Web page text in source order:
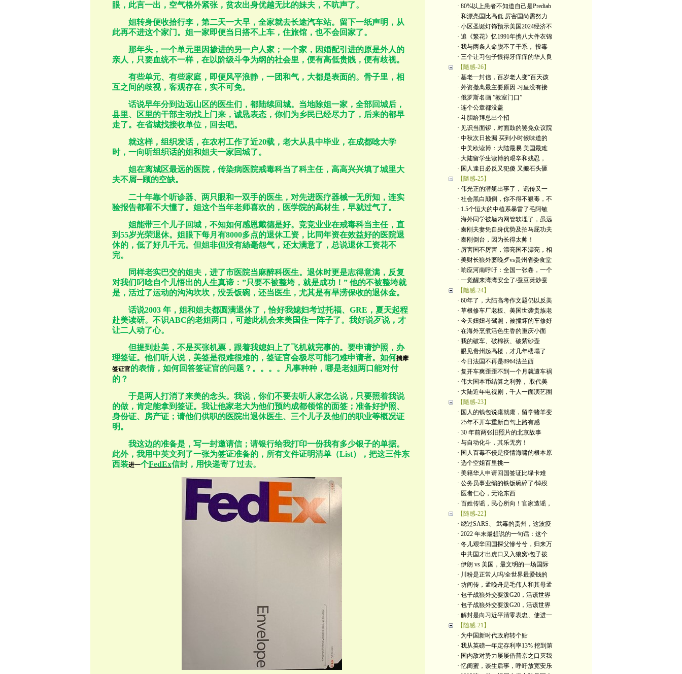
眼，此言一出，空气格外紧张，贫农出身优越无比的妹夫，不吭声了。
姐转身便收拾行李，第二天一大早，全家就去长途汽车站。留下一纸声明，从
此再不进这个家门。姐一家即便当日搭不上车，住旅馆，也不会回家了。
那年头，一个单元里因掺进的另一户人家；一个家，因婚配引进的原是外人的
亲人，只要血统不一样，在以阶级斗争为纲的社会里，便有高低贵賎，便有歧视。
有些单元、有些家庭，即便风平浪静，一团和气，大都是表面的。骨子里，相
互之间的歧视，客观存在，实不可免。
话说早年分到边远山区的医生们，都陆续回城。当地除姐一家，全部回城后，
县里、区里的干部主动找上门来，诚恳表态，你们为乡民已经尽力了，后来的都早
走了。在省城找接收单位，回去吧。
就这样，组织发话，在农村工作了近20载，老大从县中毕业，在成都唸大学
时，一向听组织话的姐和姐夫一家回城了。
姐在离城区最远的医院，传染病医院戒毒科当了科主任，高高兴兴填了城里大
夫不屑一顾的空缺。
二十年靠个听诊器、两只眼和一双手的医生，对先进医疗器械一无所知，连实
验报告都看不大懂了。姐这个当年老师喜欢的，医学院的高材生，早就过气了。
姐能带三个儿子回城，不知如何感恩戴德是好。竞竞业业在戒毒科当主任，直
到55岁光荣退休。姐眼下每月有8000多点的退休工资，比同年资在效益好的医院退
休的，低了好几千元。但姐非但没有絲毫怨气，还太满意了，总说退休工资花不
完。
同样老实巴交的姐夫，进了市医院当麻醉科医生。退休时更是志得意满，反复
对我们叼唸自个儿悟出的人生真谛： ”只要不被整垮，就是成功！ ” 他的不被整垮就
是，活过了运动的沟沟坎坎，没丢饭碗，还当医生，尤其是有旱涝保收的退休金。
话说2003 年，姐和姐夫都圆满退休了，恰好我媳妇考过托福、 GRE ，夏天起程
赴美读研。不识ABC的老姐两口，可趁此机会来美国住一阵子了。我好说歹说，才
让二人动了心。
但提到赴美，不是买张机票，跟着我媳妇上了飞机就完事的。要申请护照，办
理签证。他们听人说，美签是很难很难的，签证官会极尽可能刁难申请者。如何揣摩
签证官的表情，如何回答签证官的问题？。。。。凡事种种，哪是老姐两口能对付
的？
于是两人打消了来美的念头。我说，你们不要去听人家怎么说，只要照着我说
的做，肯定能拿到签证。我让他家老大为他们预约成都领馆的面签；准备好护照、
身份证、房产证；请他们供职的医院出退休医生、三个儿子及他们的职业等概况证
明。
我这边的准备是，写一封邀请信；请银行给我打印一份我有多少银子的单据。
此外，我用中英文列了一张为签证准备的，所有文件证明清单（List），把这三件东
西装进一个FedEx信封，用快递寄了过去。
· 80%以上患者不知道自己是Prediab
· 和漂亮国比高低 厉害国尚需努力
· 小区圣诞灯饰预示美国2024经济不
· 追《繁花》忆1991年携八大件衣锦
· 我与两条人命脱不了干系， 投毒
· 三个让习包子恨得牙痒痒的华人良
【隨感-26】
· 基老一封信，百岁老人变“百天孩
· 外资撤离最主要原因 习皇没有接
· 俄罗斯名画 ”教室门口”
· 连个公章都没盖
· 斗胆给拜总出个招
· 见识当面锣，对面鼓的罢免众议院
· 中秋次日捡漏 买到小时候味道的
· 中美欧读博：大陆最易 美国最难
· 大陆留学生读博的艰辛和残忍，
· 国人逢日必反又犯傻 又搬石头砸
【隨感-25】
· 伟光正的潜艇出事了， 谣传又一
· 社会黑白颠倒，你不得不狠毒，不
· 1.5个恒大的中植系暴雷了毛阿敏
· 海外同学被墙内网管软埋了，虽远
· 秦刚夫妻凭自身优势及拍马屁功夫
· 秦刚倒台，因为长得太帅！
· 厉害国不厉害，漂亮国不漂亮，相
· 美财长狼外婆晚歺vs贵州省委食堂
· 响应河南呼吁：全国一张卷，一个
· 一觉醒来湾湾安全了/蚕豆荚炒蚕
【隨感-24】
· 60年了，大陆高考作文题仍以反美
· 草根修车厂老板、美国世袭贵族老
· 今天妞妞考驾照，被撞坏的车修好
· 在海外烹煮活色生香的重庆小面
· 我的破车、破棉袄、破紫砂壶
· 眼见贵州起高楼，才几年楼塌了
· 今日法国不再是8964法兰西
· 复开车爽歪歪不到一个月就遭车祸
· 伟大国本币结算之利弊， 取代美
· 大陆近年电视剧，千人一面演艺圈
【隨感-23】
· 国人的钱包说瘪就瘪，留学猪羊变
· 25年不开车重新自驾上路有感
· 30 年前两张旧照片的北京故事
· 与自动化斗，其乐无穷！
· 国人百毒不侵是疫情海啸的根本原
· 选个空姐百里挑一
· 美籍华人申请回国签证比绿卡难
· 公务员事业编的铁饭碗碎了/悼歿
· 医者仁心，无论东西
· 百姓传谣，民心所向！官家造谣，
【随感-22】
· 绕过SARS、 武毒的贵州，这波疫
· 2022 年末最想说的一句话：这个
· 冬儿艰辛回国探父慘兮兮，归来万
· 中共国才出虎口又入狼窝/包子拨
· 伊朗 vs 美国，最文明的一场国际
· 川粉是正常人吗/全世界最爱钱的
· 坊间传，孟晚舟是毛伟人和其母孟
· 包子战狼外交耍泼G20，活该世界
· 包子战狼外交耍泼G20，活该世界
· 解封是向习近平清零表忠、使进一
【随感-21】
· 为中国新时代政府转个贴
· 我从英磅一年定存利率13% 挖到第
· 国内敌对势力屡屡借普京之口灭我
· 忆闺蜜，谈生后事，呼吁放宽安乐